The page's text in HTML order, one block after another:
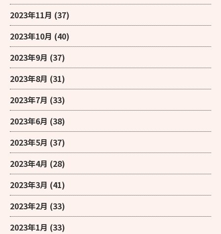
2023年11月 (37)
2023年10月 (40)
2023年9月 (37)
2023年8月 (31)
2023年7月 (33)
2023年6月 (38)
2023年5月 (37)
2023年4月 (28)
2023年3月 (41)
2023年2月 (33)
2023年1月 (33)